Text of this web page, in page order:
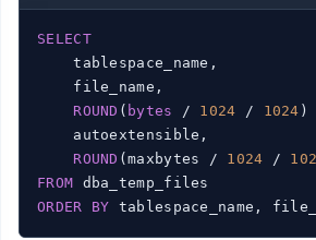
SELECT
    tablespace_name,
    file_name,
ROUND ( bytes / 1024 / 1024
    autoextensible,
ROUND (maxbytes / 1024 /
FROM
ORDER
BY tablespace_name,